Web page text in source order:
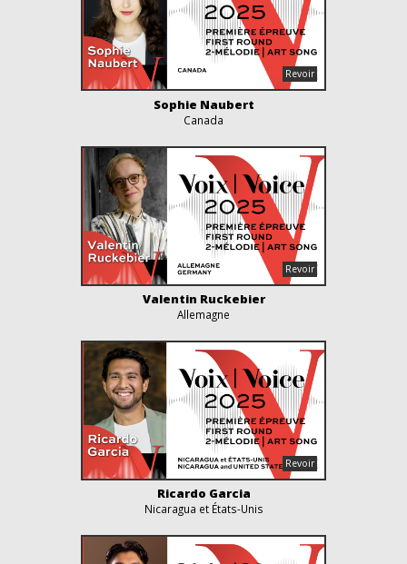
Sophie Naubert
Canada
Valentin Ruckebier
Allemagne
Ricardo Garcia
Nicaragua et États-Unis